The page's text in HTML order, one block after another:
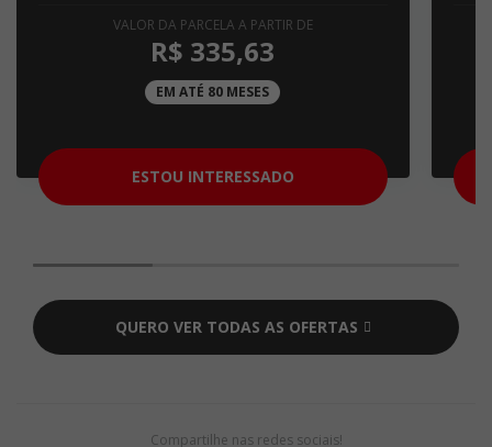
VALOR DA PARCELA A PARTIR DE
R$ 335,63
EM ATÉ 80 MESES
ESTOU INTERESSADO
QUERO VER TODAS AS OFERTAS
Compartilhe nas redes sociais!